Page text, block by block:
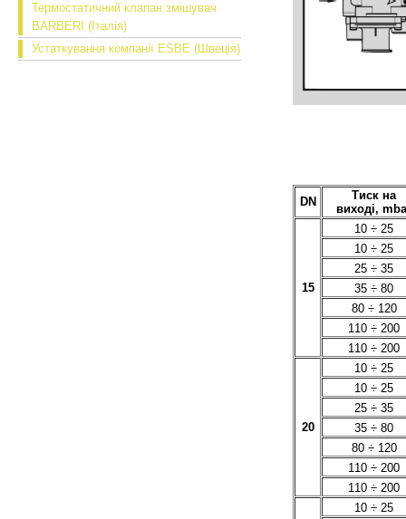
Термостатичний клапан змішувач
BARBERI (Італія)
Устаткування компанії ESBE (Швеція)
DN
Тиск на
виході,
15
10 ÷ 25
10 ÷ 25
25 ÷ 35
35 ÷ 80
80 ÷ 120
110 ÷ 200
110 ÷ 200
20
10 ÷ 25
10 ÷ 25
25 ÷ 35
35 ÷ 80
80 ÷ 120
110 ÷ 200
110 ÷ 200
10 ÷ 25